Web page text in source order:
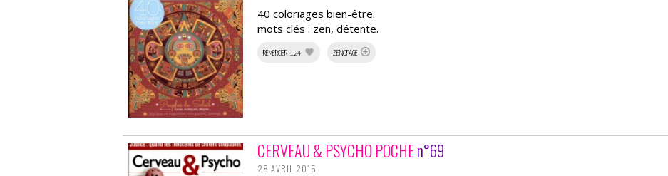
40 coloriages bien-être.
mots clés : zen, détente.
REMERCIER 124 ZENOPAGE
CERVEAU & PSYCHO POCHEn°69
28 AVRIL 2015